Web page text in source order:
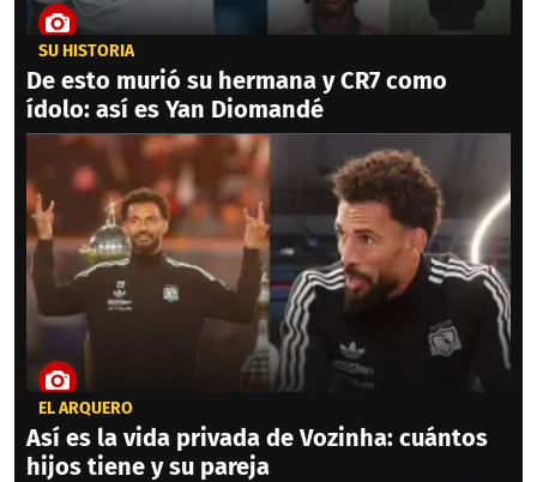
SU HISTORIA
De esto murió su hermana y CR7 como
ídolo: así es Yan Diomandé
EL ARQUERO
Así es la vida privada de Vozinha: cuántos
hijos tiene y su pareja